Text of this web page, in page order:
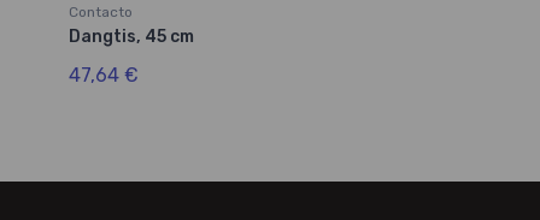
Contacto
Dangtis, 45 cm
47,64 €